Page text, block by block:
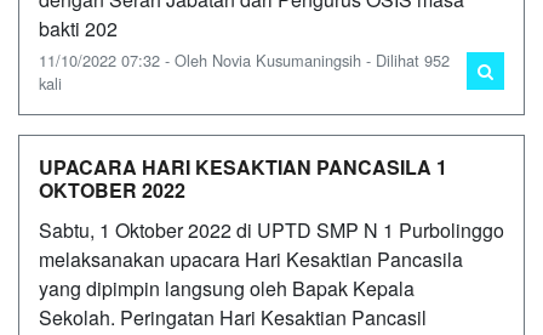
bakti 202
11/10/2022 07:32 - Oleh Novia Kusumaningsih - Dilihat 952
kali
UPACARA HARI KESAKTIAN PANCASILA 1
OKTOBER 2022
Sabtu, 1 Oktober 2022 di UPTD SMP N 1 Purbolinggo
melaksanakan upacara Hari Kesaktian Pancasila
yang dipimpin langsung oleh Bapak Kepala
Sekolah. Peringatan Hari Kesaktian Pancasil